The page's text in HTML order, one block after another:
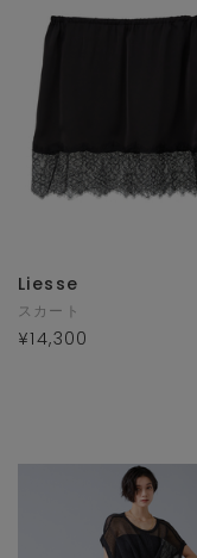
Liesse
スカート
¥14,300